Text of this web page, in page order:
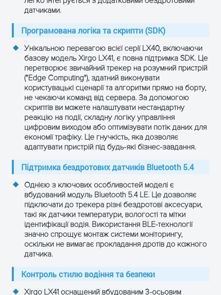
датчиками.
Програмована логіка та скрипти (SDK)
Унікальною перевагою всієї серії LX40, включаючи
базову модель Xirgo LX41, є повна підтримка SDK. Це
перетворює звичайний трекер на розумний пристрій
("Edge Computing"), здатний виконувати
користувацькі сценарії та алгоритми прямо на борту,
не чекаючи команд від сервера. За допомогою
скриптів ви можете налаштувати нестандартну
реакцію на події, складну логіку управління
цифровим виходом або оптимізувати потік даних для
економії трафіку. Це гнучкість, яка дозволяє
адаптувати пристрій під будь-які бізнес-завдання.
Підтримка бездротових датчиків Bluetooth 5.4
Однією з ключових особливостей моделі є
вбудований модуль Bluetooth 5.4 LE. Це дозволяє
підключати до трекера різні бездротові аксесуари,
такі як датчики температури, вологості та мітки
ідентифікації водія. Використання BLE-технології
значно спрощує монтаж системи моніторингу,
оскільки не вимагає прокладання дротів до кожного
датчика.
Контроль стилю водіння та безпеки
Xirgo LX41 оснащений вбудованим 3-осьовим
ОТРИМАТИ КОНСУЛЬТАЦІЮ